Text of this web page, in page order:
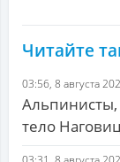
Читайте
03:56, 8 августа
Альпинисты,
тело